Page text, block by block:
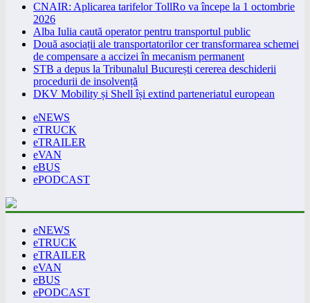
CNAIR: Aplicarea tarifelor TollRo va începe la 1 octombrie
2026
Alba Iulia caută operator pentru transportul public
Două asociații ale transportatorilor cer transformarea schemei
de compensare a accizei în mecanism permanent
STB a depus la Tribunalul București cererea deschiderii
procedurii de insolvență
DKV Mobility și Shell își extind parteneriatul european
eNEWS
eTRUCK
eTRAILER
eVAN
eBUS
ePODCAST
eNEWS
eTRUCK
eTRAILER
eVAN
eBUS
ePODCAST